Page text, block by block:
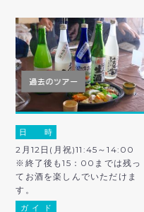
日 時
2月12日(月祝)11:45～14:00
※終了後も15：00までは残っ
てお酒を楽しんでいただけま
す。
ガ イ ド